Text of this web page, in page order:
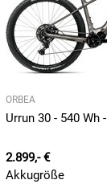
ORBEA
Urrun 30 - 540 Wh
2.899,- €
Akkugröße